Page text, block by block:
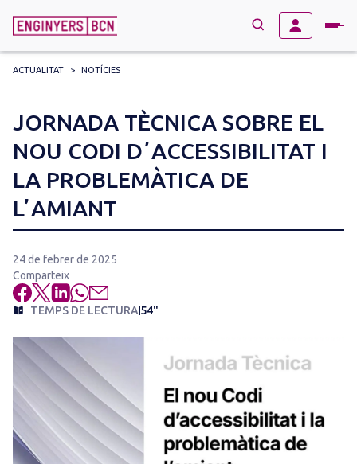
for:
ACTUALITAT > NOTÍCIES
JORNADA TÈCNICA SOBRE EL
NOU CODI DʼACCESSIBILITAT I
LA PROBLEMÀTICA DE
LʼAMIANT
24 de febrer de 2025
Comparteix
TEMPS DE LECTURA 54"